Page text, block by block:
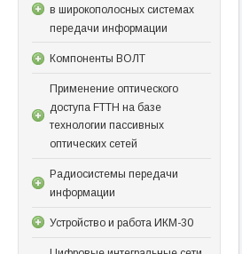
в широкополосных системах
передачи информации
Компоненты ВОЛТ
Применение оптического
доступа FTTH на базе
технологии пассивных
оптических сетей
Радиосистемы передачи
информации
Устройство и работа ИКМ-30